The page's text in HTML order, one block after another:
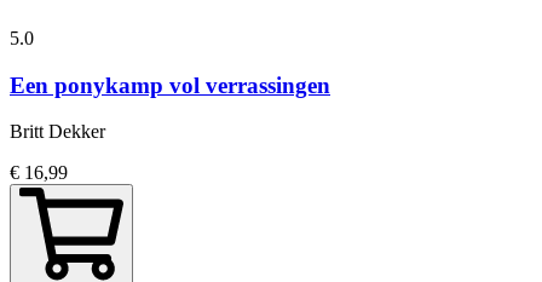
5.0
Een ponykamp vol verrassingen
Britt Dekker
€ 16,99